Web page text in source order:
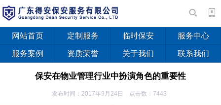
网站首页 定制服务 临时保安 服务中心
服务案例 资质荣誉 关于我们 联系我们
保安在物业管理行业中扮演角色的重要性
发布时间：2017年9月24日 点击数：7443